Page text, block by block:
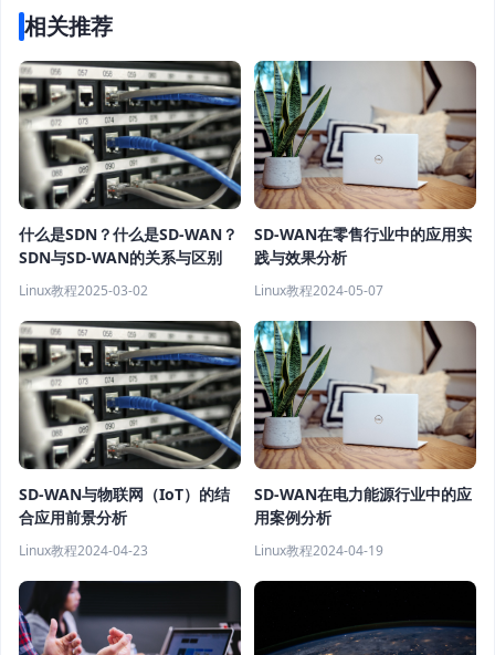
相关推荐
什么是SDN？什么是SD-WAN？
SDN与SD-WAN的关系与区别
Linux教程2025-03-02
SD-WAN在零售行业中的应用实
践与效果分析
Linux教程2024-05-07
SD-WAN与物联网（IoT）的结
合应用前景分析
Linux教程2024-04-23
SD-WAN在电力能源行业中的应
用案例分析
Linux教程2024-04-19